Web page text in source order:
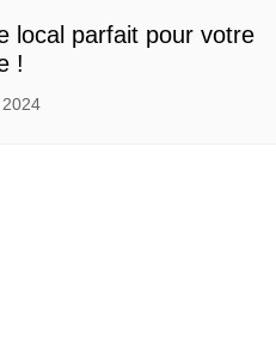
local parfait pour votre
!